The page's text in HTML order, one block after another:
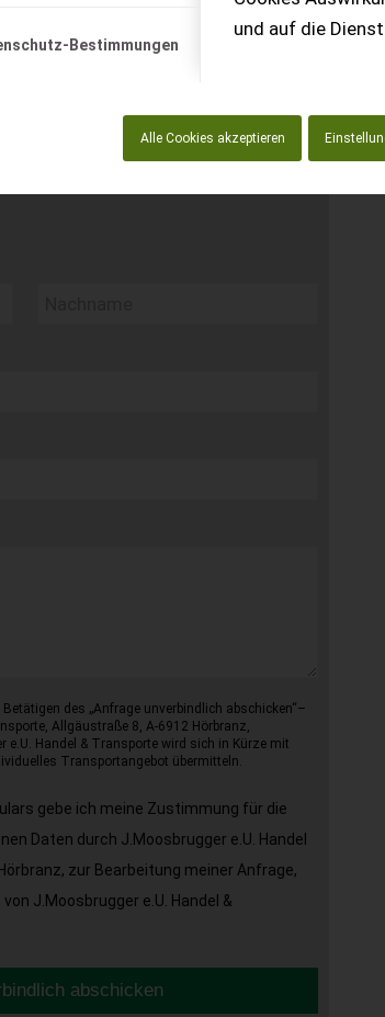
Bestimmungen
und auf die
Alle Cookies akzeptieren
des „Anfrage unverbindlich abschicken“–
Allgäustraße 8, A-6912 Hörbranz,
e.U. Handel & Transporte wird sich in Kürze mit
Transportangebot übermitteln.
gebe ich meine Zustimmung für die
Daten durch J.Moosbrugger e.U. Handel
zur Bearbeitung meiner Anfrage,
von J.Moosbrugger e.U. Handel &
abschicken